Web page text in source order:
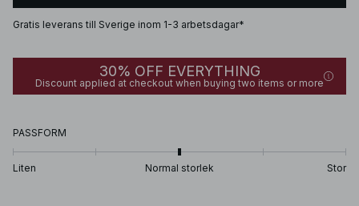
Gratis leverans till Sverige inom 1-3 arbetsdagar*
30% OFF EVERYTHING
Discount applied at checkout when buying two items or more
PASSFORM
Liten Normal storlek Stor